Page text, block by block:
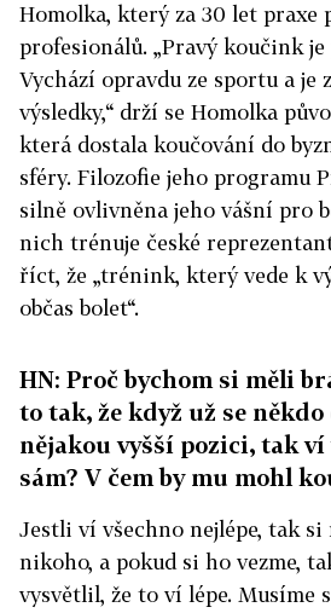
Homolka, který za 30 let praxe
profesionálů. „Pravý koučink
Vychází opravdu ze sportu a je
výsledky,“ drží se Homolka
která dostala koučování do
sféry. Filozofie jeho programu
silně ovlivněna jeho vášní pro
nich trénuje české
říct, že „trénink, který vede k
občas bolet“.
HN: Proč bychom si měli
to tak, že když už se
nějakou vyšší pozici, tak ví
sám? V čem by mu mohl
Jestli ví všechno nejlépe, tak si
nikoho, a pokud si ho vezme,
vysvětlil, že to ví lépe. Musíme